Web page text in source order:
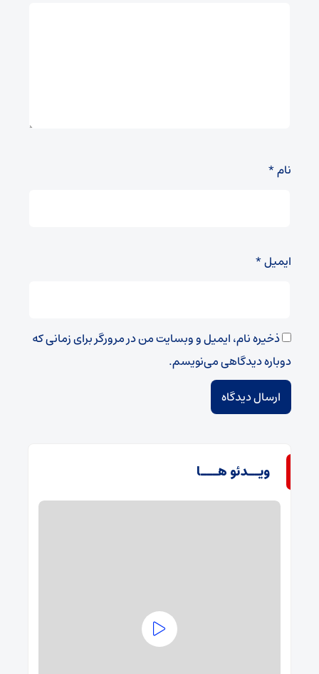
نام*
ایمیل*
ذخیره نام، ایمیل و وبسایت من در مرورگر برای زمانی که
دوباره دیدگاهی می‌نویسم.
ویــدئو هـــا